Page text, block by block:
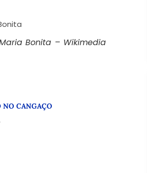
Bonita – Wikimedia
NO CANGAÇO